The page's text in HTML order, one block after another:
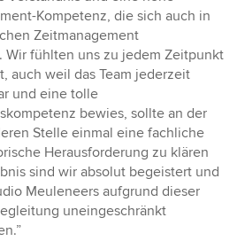
Kompetenz, die sich auch in
Zeitmanagement
Wir fühlten uns zu jedem Zeitpunkt
auch weil das Team jederzeit
und eine tolle
bewies, sollte an der
Stelle einmal eine fachliche
Herausforderung zu klären
sind wir absolut begeistert und
Meuleneers aufgrund dieser
uneingeschränkt